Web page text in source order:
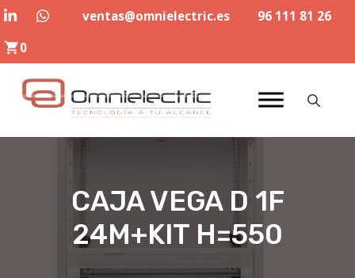
Saltar
contenido
ventas@omnielectric.es
96 111 81 26
0
CAJA VEGA D 1F
24M+KIT H=550